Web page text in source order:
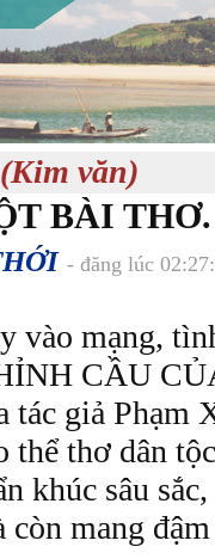
văn)
BÀI THƠ.
- đăng lúc
vào mạng,
CẦU
tác giả Phạm
thể thơ dân
khúc sâu
còn mang